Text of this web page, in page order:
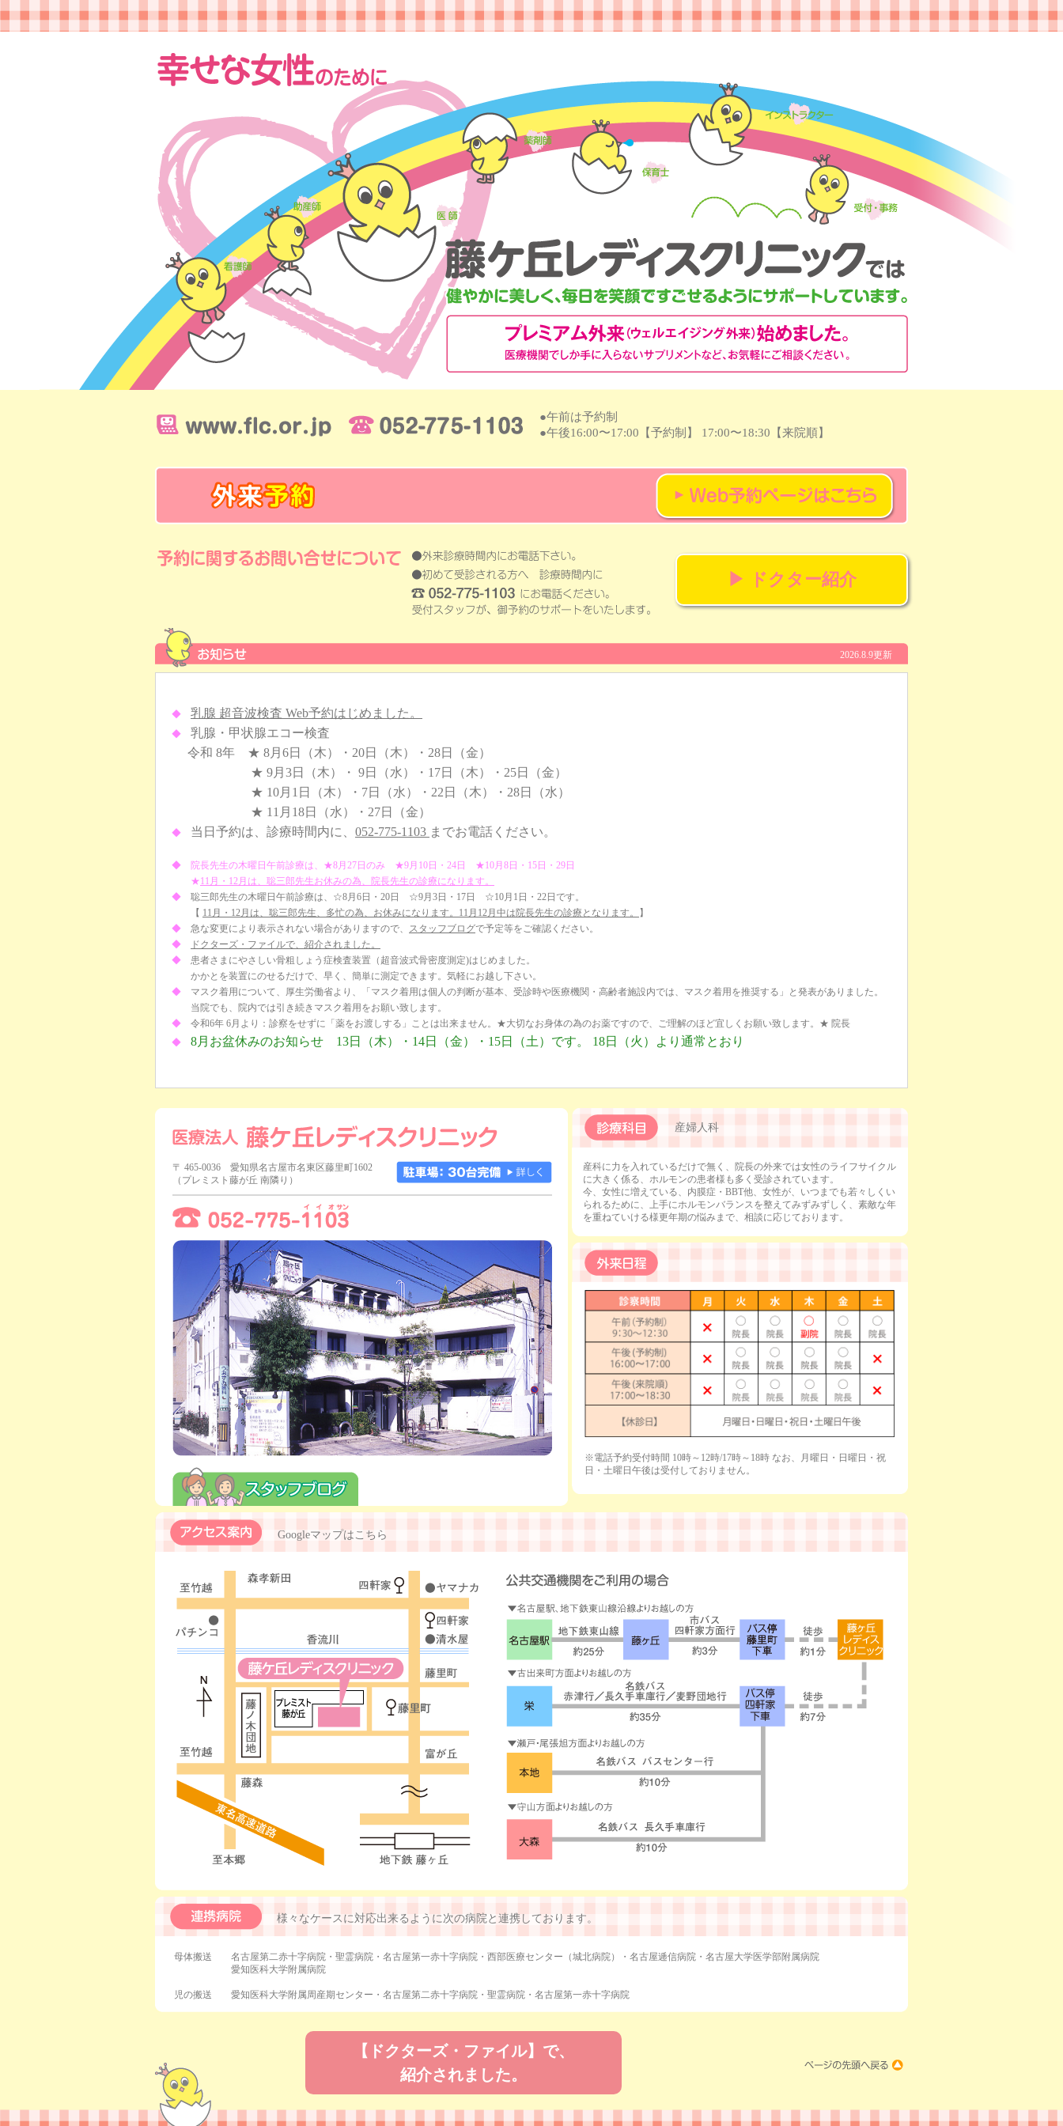
●午前は予約制
●午後16:00〜17:00【予約制】 17:00〜18:30【来院順】
▶ ドクター紹介
2026.8.9更新
◆ 乳腺 超音波検査 Web予約はじめました。
◆
乳腺・甲状腺エコー検査
令和 8年 ★ 8月6日（木）・20日（木）・28日（金）
★ 9月3日（木）・ 9日（水）・17日（木）・25日（金）
★ 10月1日（木）・7日（水）・22日（木）・28日（水）
★ 11月18日（水）・27日（金）
◆ 当日予約は、診療時間内に、 052-775-1103 までお電話ください。
◆
院長先生の木曜日午前診療は、★8月27日のみ ★9月10日・24日 ★10月8日・15日・29日
★11月・12月は、聡三郎先生お休みの為、院長先生の診療になります。
◆ 聡三郎先生の木曜日午前診療は、☆8月6日・20日 ☆9月3日・17日 ☆10月1日・22日です。
【 11月・12月は、聡三郎先生、多忙の為、お休みになります。11月12月中は院長先生の診療となります。
】
◆ 急な変更により表示されない場合がありますので、 スタッフブログで予定等をご確認ください。
◆
ドクターズ・ファイルで、紹介されました。
◆ 患者さまにやさしい骨粗しょう症検査装置（超音波式骨密度測定)はじめました。
かかとを装置にのせるだけで、早く、簡単に測定できます。気軽にお越し下さい。
◆ マスク着用について、厚生労働省より、「マスク着用は個人の判断が基本、受診時や医療機関・高齢者施設内では、マスク着用を推奨する」と発表がありました。
当院でも、院内では引き続きマスク着用をお願い致します。
◆ 令和6年 6月より：診察をせずに「薬をお渡しする」ことは出来ません。★大切なお身体の為のお薬ですので、ご理解のほど宜しくお願い致します。★ 院長
◆
8月お盆休みのお知らせ 13日（木）・14日（金）・15日（土）です。 18日（火）より通常とおり
〒 465-0036 愛知県名古屋市名東区藤里町1602
（プレミスト藤が丘 南隣り）
産婦人科
産科に力を入れているだけで無く、院長の外来では女性のライフサイクル
に大きく係る、ホルモンの患者様も多く受診されています。
今、女性に増えている、内膜症・BBT他、女性が、いつまでも若々しくい
られるために、上手にホルモンバランスを整えてみずみずしく、素敵な年
を重ねていける様更年期の悩みまで、相談に応じております。
※電話予約受付時間 10時～12時/17時～18時 なお、月曜日・日曜日・祝
日・土曜日午後は受付しておりません。
Googleマップは こちら
様々なケースに対応出来るように次の病院と連携しております。
母体搬送 名古屋第二赤十字病院・聖霊病院・名古屋第一赤十字病院・西部医療センター（城北病院）・名古屋逓信病院・名古屋大学医学部附属病院
愛知医科大学附属病院
児の搬送 愛知医科大学附属周産期センター・名古屋第二赤十字病院・聖霊病院・名古屋第一赤十字病院
【ドクターズ・ファイル】で、
紹介されました。